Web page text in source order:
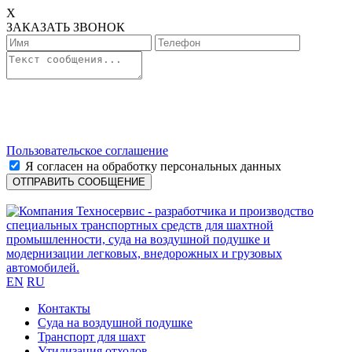
X
ЗАКАЗАТЬ ЗВОНОК
Пользовательское соглашение
Я согласен на обработку персональных данных
EN RU
Контакты
Cуда на воздушной подушке
Транспорт для шахт